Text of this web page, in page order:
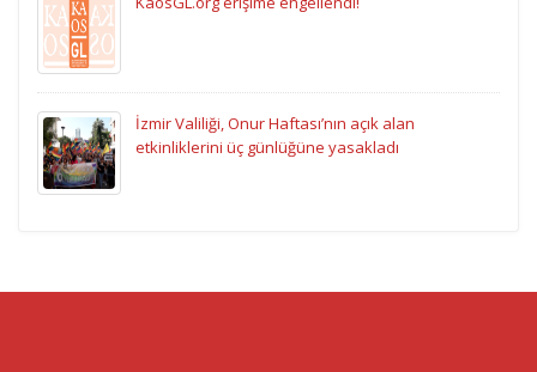
İzmir Valiliği, Onur Haftası’nın açık alan
etkinliklerini üç günlüğüne yasakladı